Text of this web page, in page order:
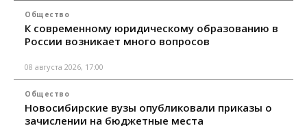
Общество
К современному юридическому образованию в
России возникает много вопросов
08 августа 2026, 17:00
Общество
Новосибирские вузы опубликовали приказы о
зачислении на бюджетные места